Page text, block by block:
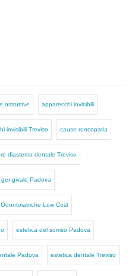
ostruttive apparecchi invisibili
invisibili Treviso cause roncopatia
diastema dentale Treviso
gengivale Padova
Low Cost
estetica del sorriso Padova
Padova estetica dentale Treviso